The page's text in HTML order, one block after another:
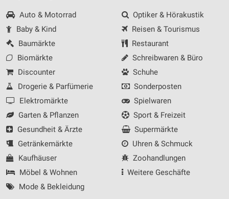
Auto & Motorrad
Baby & Kind
Baumärkte
Biomärkte
Discounter
Drogerie & Parfümerie
Elektromärkte
Garten & Pflanzen
Gesundheit & Ärzte
Getränkemärkte
Kaufhäuser
Möbel & Wohnen
Mode & Bekleidung
Optiker & Hörakustik
Reisen & Tourismus
Restaurant
Schreibwaren & Büro
Schuhe
Sonderposten
Spielwaren
Sport & Freizeit
Supermärkte
Uhren & Schmuck
Zoohandlungen
Weitere Geschäfte